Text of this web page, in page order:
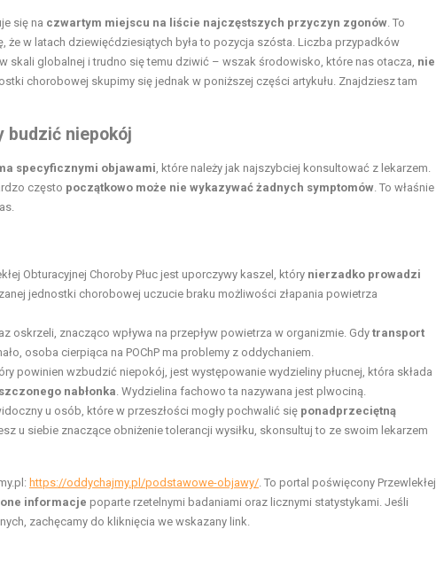
się na czwartym miejscu na liście najczęstszych przyczyn zgonów . To
że w latach dziewięćdziesiątych była to pozycja szósta. Liczba przypadków
skali globalnej i trudno się temu dziwić – wszak środowisko, które nas otacza, nie
chorobowej skupimy się jednak w poniższej części artykułu. Znajdziesz tam
budzić niepokój
specyficznymi objawami , które należy jak najszybciej konsultować z lekarzem.
często początkowo może nie wykazywać żadnych symptomów . To właśnie
Obturacyjnej Choroby Płuc jest uporczywy kaszel, który nierzadko prowadzi
jednostki chorobowej uczucie braku możliwości złapania powietrza
oskrzeli, znacząco wpływa na przepływ powietrza w organizmie. Gdy transport
osoba cierpiąca na POChP ma problemy z oddychaniem.
powinien wzbudzić niepokój, jest występowanie wydzieliny płucnej, która składa
nabłonka . Wydzielina fachowo ta nazywana jest plwociną.
u osób, które w przeszłości mogły pochwalić się ponadprzeciętną
u siebie znaczące obniżenie tolerancji wysiłku, skonsultuj to ze swoim lekarzem
https://oddychajmy.pl/podstawowe-objawy/ . To portal poświęcony Przewlekłej
informacje poparte rzetelnymi badaniami oraz licznymi statystykami. Jeśli
zachęcamy do kliknięcia we wskazany link.